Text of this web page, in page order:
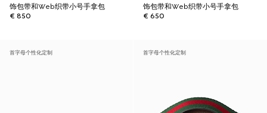
饰包带和Web织带小号手拿包
€ 850
饰包带和Web织带小号手拿包
€ 650
首字母个性化定制 首字母个性化定制